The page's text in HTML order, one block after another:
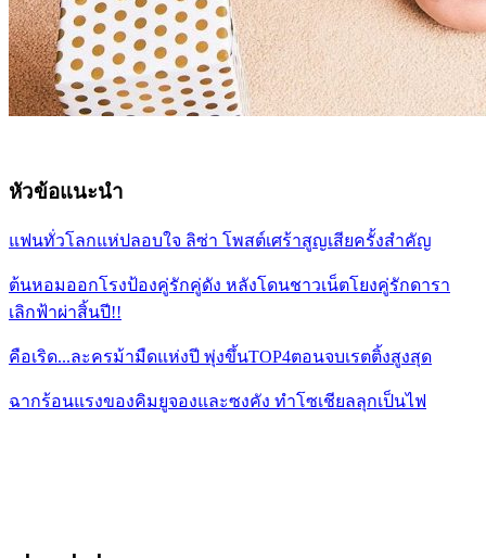
หัวข้อแนะนำ
แฟนทั่วโลกแห่ปลอบใจ ลิซ่า โพสต์เศร้าสูญเสียครั้งสำคัญ
ต้นหอมออกโรงป้องคู่รักคู่ดัง หลังโดนชาวเน็ตโยงคู่รักดารา
เลิกฟ้าผ่าสิ้นปี!!
คือเริด...ละครม้ามืดแห่งปี พุ่งขึ้นTOP4ตอนจบเรตติ้งสูงสุด
ฉากร้อนแรงของคิมยูจองและซงคัง ทําโซเชียลลุกเป็นไฟ